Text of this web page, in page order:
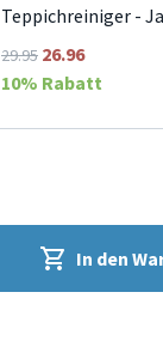
Teppichreiniger -
29.95 26.96
10% Rabatt
In den